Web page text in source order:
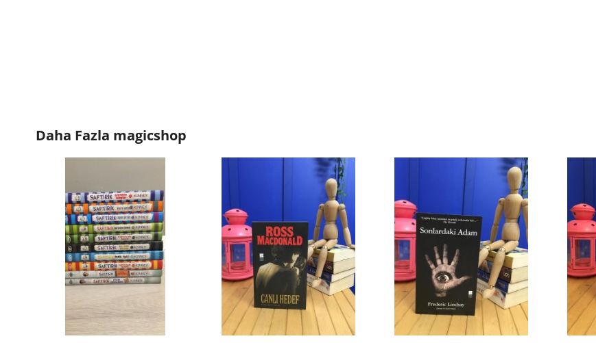
Daha Fazla magicshop